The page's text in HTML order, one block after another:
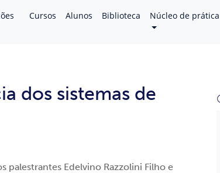
Cursos Alunos Biblioteca Núcleo de prática
dos sistemas de
palestrantes Edelvino Razzolini Filho e